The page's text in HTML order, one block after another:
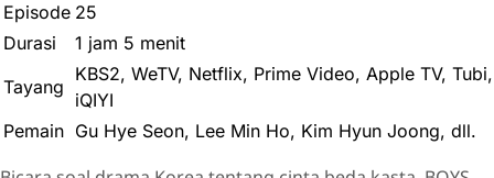
Episode 25
Durasi
1 jam 5 menit
Tayang
KBS2, WeTV, Netflix, Prime Video, Apple TV, Tubi,
iQIYI
Pemain Gu Hye Seon, Lee Min Ho, Kim Hyun Joong, dll.